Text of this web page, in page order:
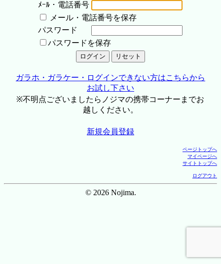
ﾒｰﾙ・電話番号
メール・電話番号を保存
パスワード
パスワードを保存
ガラホ・ガラケー・ログインできない方はこちらから
お試し下さい
※不明点ございましたらノジマの携帯コーナーまでお
越しください。
新規会員登録
ページトップへ
マイページへ
サイトトップへ
ログアウト
© 2026 Nojima.